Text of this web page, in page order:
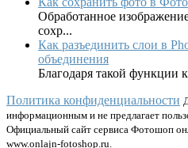
Обработанное
сохр...
Как разъединить слои в
объединения
Благодаря такой функции
Политика конфиденциальности
информационным и не предлагает
Официальный сайт сервиса Фотошоп
www.onlajn-fotoshop.ru.